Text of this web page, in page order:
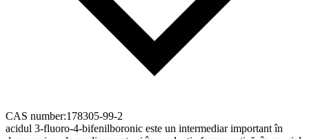
CAS number:178305-99-2
acidul 3-fluoro-4-bifenilboronic este un intermediar important în